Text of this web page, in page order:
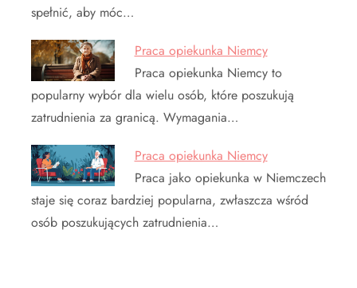
spełnić, aby móc…
Praca opiekunka Niemcy
Praca opiekunka Niemcy to
popularny wybór dla wielu osób, które poszukują
zatrudnienia za granicą. Wymagania…
Praca opiekunka Niemcy
Praca jako opiekunka w Niemczech
staje się coraz bardziej popularna, zwłaszcza wśród
osób poszukujących zatrudnienia…